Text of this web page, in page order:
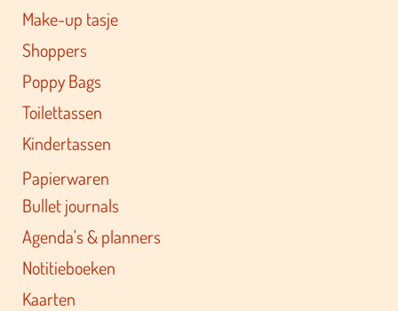
Make-up tasje
Shoppers
Poppy Bags
Toilettassen
Kindertassen
Papierwaren
Bullet journals
Agenda's & planners
Notitieboeken
Kaarten